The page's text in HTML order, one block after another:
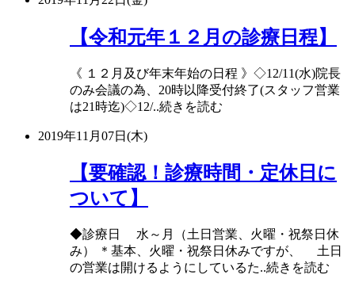
【令和元年１２月の診療日程】
《 １２月及び年末年始の日程 》◇12/11(水)院長
のみ会議の為、20時以降受付終了(スタッフ営業
は21時迄)◇12/..続きを読む
2019年11月07日(木)
【要確認！診療時間・定休日に
ついて】
◆診療日 水～月（土日営業、火曜・祝祭日休
み） ＊基本、火曜・祝祭日休みですが、 土日
の営業は開けるようにしているた..続きを読む